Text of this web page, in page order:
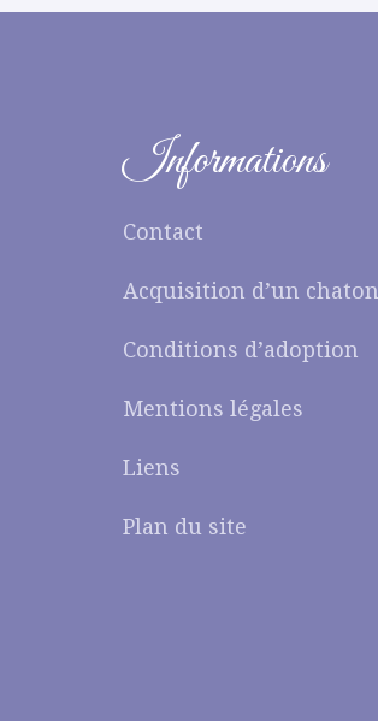
Informations
Contact
Acquisition d’un chaton
Conditions d’adoption
Mentions légales
Liens
Plan du site